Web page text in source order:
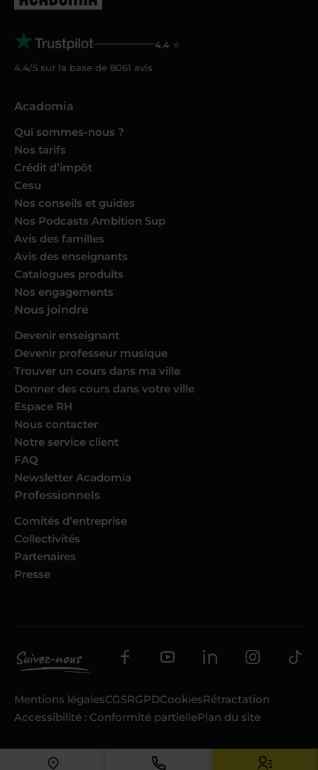
4.4
4.4/5 sur la base de 8061 avis
Acadomia
Qui sommes-nous ?
Nos tarifs
Crédit d’impôt
Cesu
Nos conseils et guides
Nos Podcasts Ambition Sup
Avis des familles
Avis des enseignants
Catalogues produits
Nos engagements
Nous joindre
Devenir enseignant
Devenir professeur musique
Trouver un cours dans ma ville
Donner des cours dans votre ville
Espace RH
Nous contacter
Notre service client
FAQ
Newsletter Acadomia
Professionnels
Comités d’entreprise
Collectivités
Partenaires
Presse
Mentions légalesCGSRGPDCookiesRétractation
Accessibilité : Conformité partiellePlan du site